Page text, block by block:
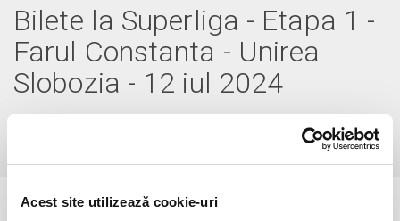
Acest site utilizează cookie-uri
Bilete la Superliga - Etapa 1 -
Farul Constanta - Unirea
Slobozia - 12 iul 2024
vezi pe harta
Evenimentul a expirat.